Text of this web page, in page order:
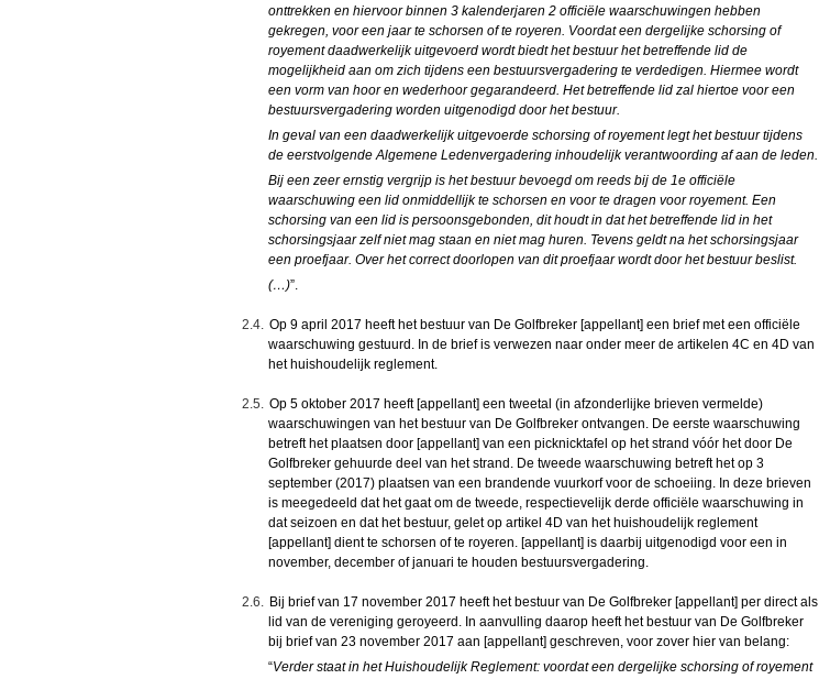
onttrekken en hiervoor binnen 3 kalenderjaren 2 officiële waarschuwingen hebben
gekregen, voor een jaar te schorsen of te royeren. Voordat een dergelijke schorsing of
royement daadwerkelijk uitgevoerd wordt biedt het bestuur het betreffende lid de
mogelijkheid aan om zich tijdens een bestuursvergadering te verdedigen. Hiermee wordt
een vorm van hoor en wederhoor gegarandeerd. Het betreffende lid zal hiertoe voor een
bestuursvergadering worden uitgenodigd door het bestuur.
In geval van een daadwerkelijk uitgevoerde schorsing of royement legt het bestuur tijdens
de eerstvolgende Algemene Ledenvergadering inhoudelijk verantwoording af aan de leden.
Bij een zeer ernstig vergrijp is het bestuur bevoegd om reeds bij de 1e officiële
waarschuwing een lid onmiddellijk te schorsen en voor te dragen voor royement. Een
schorsing van een lid is persoonsgebonden, dit houdt in dat het betreffende lid in het
schorsingsjaar zelf niet mag staan en niet mag huren. Tevens geldt na het schorsingsjaar
een proefjaar. Over het correct doorlopen van dit proefjaar wordt door het bestuur beslist.
(…)”.
2.4. Op 9 april 2017 heeft het bestuur van De Golfbreker [appellant] een brief met een officiële
waarschuwing gestuurd. In de brief is verwezen naar onder meer de artikelen 4C en 4D van
het huishoudelijk reglement.
2.5.
Op 5 oktober 2017 heeft [appellant] een tweetal (in afzonderlijke brieven vermelde)
waarschuwingen van het bestuur van De Golfbreker ontvangen. De eerste waarschuwing
betreft het plaatsen door [appellant] van een picknicktafel op het strand vóór het door De
Golfbreker gehuurde deel van het strand. De tweede waarschuwing betreft het op 3
september (2017) plaatsen van een brandende vuurkorf voor de schoeiing. In deze brieven
is meegedeeld dat het gaat om de tweede, respectievelijk derde officiële waarschuwing in
dat seizoen en dat het bestuur, gelet op artikel 4D van het huishoudelijk reglement
[appellant] dient te schorsen of te royeren. [appellant] is daarbij uitgenodigd voor een in
november, december of januari te houden bestuursvergadering.
2.6.
Bij brief van 17 november 2017 heeft het bestuur van De Golfbreker [appellant] per direct als
lid van de vereniging geroyeerd. In aanvulling daarop heeft het bestuur van De Golfbreker
bij brief van 23 november 2017 aan [appellant] geschreven, voor zover hier van belang:
“Verder staat in het Huishoudelijk Reglement: voordat een dergelijke schorsing of royement